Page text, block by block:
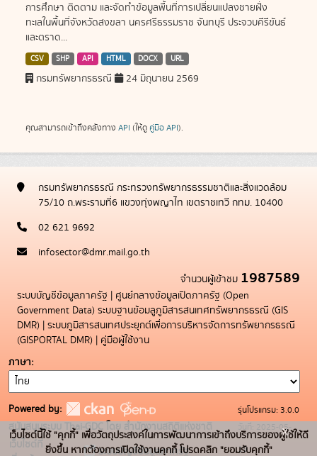
การศึกษา ติดตาม และจัดทำข้อมูลพื้นที่การเปลี่ยนแปลงชายฝั่ง
ทะเลในพื้นที่จังหวัดสงขลา นครศรีธรรมราช จันทบุรี ประจวบคีรีขันธ์
และตราด...
CSV SHP API HTML DOCX URL
กรมทรัพยากรธรณี 24 มิถุนายน 2569
คุณสามารถเข้าถึงคลังทาง API (ให้ดู คู่มือ API).
กรมทรัพยากรธรณี กระทรวงทรัพยากรธรรมชาติและสิ่งแวดล้อม
75/10 ถ.พระรามที่6 แขวงทุ่งพญาไท เขตราชเทวี กทม. 10400
02 621 9692
infosector@dmr.mail.go.th
จำนวนผู้เข้าชม 1987589
ระบบบัญชีข้อมูลภาครัฐ | ศูนย์กลางข้อมูลเปิดภาครัฐ (Open
Government Data) ระบบฐานข้อมลูภูมิสารสนเทศทรัพยากรธรณี (GIS
DMR) | ระบบภูมิสารสนเทศประยุกต์เพื่อการบริหารจัดการทรัพยากรธรณี
(GISPORTAL DMR) | คู่มือผู้ใช้งาน
ภาษา
Powered by:
สนับสนุนระบบ Thai-GDC โดย สำนักงานสถิติแห่งชาติ
เว็บไซต์ที่
ระบบบัญชีข้อมูลภาครัฐ
รุ่นโปรแกรม: 3.0.0
วันที่: 2025-05-
19
เว็บไซต์นี้ใช้ "คุกกี้" เพื่อวัตถุประสงค์ในการพัฒนาการเข้าถึงบริการของผู้ใช้ให้ดี
ยิ่งขึ้น หากต้องการเปิดใช้งานคุกกี้ โปรดคลิก "ยอมรับคุกกี้"
x